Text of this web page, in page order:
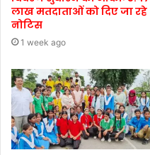
लाख मतदाताओं को दिए जा रहे
नोटिस
1 week ago